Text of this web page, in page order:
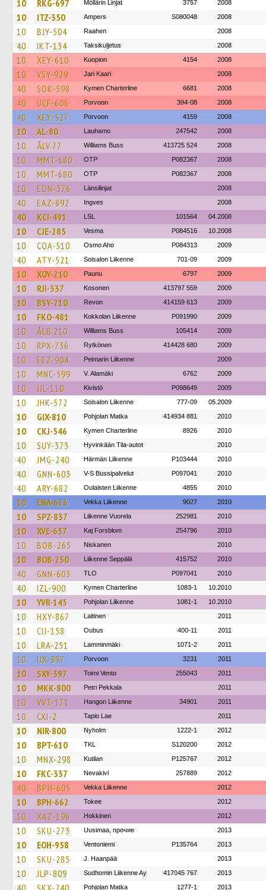
10 RKG-697 Möllärin Linjat 3757 2008
10 ITZ-350 Ampers S080048 2008
10 BJY-504 Raahen 2008
40 IKT-134 Taksikuljetus 2008
10 XEY-610 Kuopion 4154 2008
10 VSY-929 Jari Kaari 2008
40 SOK-598 Kymen Charterline 6681 2008
40 UCF-606 Porvoon 394-08 2008
40 XEY-527 Porvoon 4159 2008
10 AL-80 Lauhamo 247542 2008
10 ÅLV 77 Williams Buss 413725 524 2008
10 MMT-680 OTP P082367 2008
10 MMT-680 OTP P082367 2008
10 EON-376 Länsilinjat 2008
40 EAZ-892 Ingves 2008
40 KCI-491 LSL 101564 04.2008
10 CJE-285 Vesma P084516 10.2008
10 COA-510 Osmo Aho P084313 2009
40 ATY-521 Soisalon Liikenne 701-09 2009
10 XOY-210 Paunu 6797 2009
10 RJI-337 Kosonen 413797 559 2009
10 BSY-210 Revon 414159 613 2009
10 FKO-481 Kokkolan Liikenne P091990 2009
10 ÅLB 210 Williams Buss 105414 2009
10 RPX-736 Rytkönen 414428 680 2009
10 EEZ-904 Peimarin Liikenne 2009
10 MNC-599 V. Alamäki 6762 2009
10 JJL-110 Kivistö P098649 2009
10 JHK-572 Soisalon Liikenne 777-09 05.2009
10 GIX-810 Pohjolan Matka 414934 881 2010
10 CKJ-546 Kymen Charterline 8926 2010
10 SUY-373 Hyvinkään Tila-autot 2010
40 JMG-240 Härmän Liikenne P103444 2010
40 GNN-603 V-S Bussipalvelut P097041 2010
40 ARY-682 Oulaisten Liikenne 4855 2010
10 ENA-626 Vekka Liikenne 9027 2010
10 SPZ-837 Liikenne Vuorela 252981 2010
10 XVE-637 Kaj Forsblom 254796 2010
10 BOB-265 Niskanen 2010
10 BOB-250 Liikenne Seppälä 415752 2010
40 GNN-603 TLO P097041 2010
40 IZL-900 Kymen Charterline 1083-1 10.2010
10 YVR-145 Pohjolan Liikenne 1081-1 10.2010
10 HXY-867 Laitinen 2011
10 CIJ-158 Oubus 400-11 2011
10 LRA-251 Lamminmäki 1071-2 2011
10 IJX-397 Porvoon 3231 2011
10 SXY-397 Toimi Vento 255043 2011
10 MKK-800 Petri Pekkala 2011
10 VVT-171 Hangon Liikenne 34901 2011
10 CXI-2 Tapio Lae 2011
10 NIR-800 Nyholm 1222-1 2012
10 BPT-610 TKL S120200 2012
10 MNX-298 Kutilan P125767 2012
10 FKC-337 Nevakivi 257889 2012
40 BPH-605 Vekka Liikenne 2012
10 BPH-662 Tokee 2012
10 XAZ-196 Hokkinen 2012
10 SKU-273 Uusimaa, прочие 2013
10 EOH-958 Ventoniemi P135764 2013
10 SKU-285 J. Haanpää 2013
10 JLP-809 Sudhomin Liikenne Ay 417045 767 2013
40 SKX-240 Pohjolan Matka 1277-1 2013